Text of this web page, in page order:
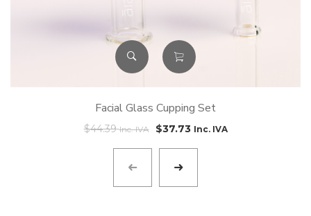
Facial Glass Cupping Set
$44.39 Inc. IVA $37.73 Inc. IVA